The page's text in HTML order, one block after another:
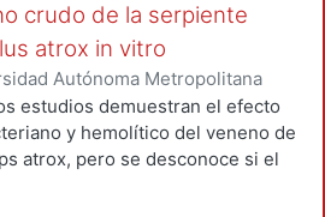
crudo de la serpiente
atrox in vitro
Autónoma Metropolitana
Unidad Azcapotzalco. División
Básicas e Ingeniería.,2015 )
Hernández, Max Darío;Martínez
estudios demuestran el efecto
y hemolítico del veneno de
atrox, pero se desconoce si el